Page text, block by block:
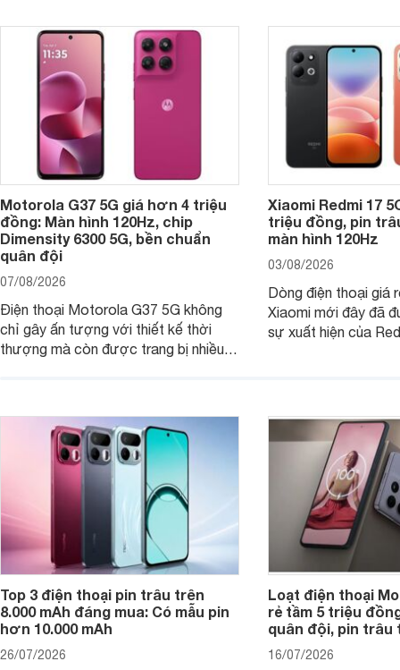
Motorola G37 5G giá hơn 4 triệu
đồng: Màn hình 120Hz, chip
Dimensity 6300 5G, bền chuẩn
quân đội
07/08/2026
Điện thoại Motorola G37 5G không
chỉ gây ấn tượng với thiết kế thời
thượng mà còn được trang bị nhiều
Xiaomi Redmi 17
triệu đồng, pin
màn hình 120Hz
03/08/2026
Dòng điện thoại giá
Xiaomi mới đây đã
sự xuất hiện của
Top 3 điện thoại pin trâu trên
8.000 mAh đáng mua: Có mẫu pin
hơn 10.000 mAh
26/07/2026
Loạt điện thoại
rẻ tầm 5 triệu
quân đội, pin trâu
16/07/2026